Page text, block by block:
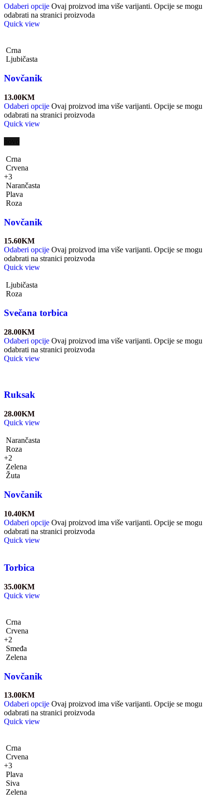
Odaberi opcije Ovaj proizvod ima više varijanti. Opcije se mogu
odabrati na stranici proizvoda
Quick view
Crna
Ljubičasta
Novčanik
13.00KM
Odaberi opcije Ovaj proizvod ima više varijanti. Opcije se mogu
odabrati na stranici proizvoda
Quick view
Crna
Crvena
+3
Narančasta
Plava
Roza
Novčanik
15.60KM
Odaberi opcije Ovaj proizvod ima više varijanti. Opcije se mogu
odabrati na stranici proizvoda
Quick view
Ljubičasta
Roza
Svečana torbica
28.00KM
Odaberi opcije Ovaj proizvod ima više varijanti. Opcije se mogu
odabrati na stranici proizvoda
Quick view
Ruksak
28.00KM
Quick view
Narančasta
Roza
+2
Zelena
Žuta
Novčanik
10.40KM
Odaberi opcije Ovaj proizvod ima više varijanti. Opcije se mogu
odabrati na stranici proizvoda
Quick view
Torbica
35.00KM
Quick view
Crna
Crvena
+2
Smeđa
Zelena
Novčanik
13.00KM
Odaberi opcije Ovaj proizvod ima više varijanti. Opcije se mogu
odabrati na stranici proizvoda
Quick view
Crna
Crvena
+3
Plava
Siva
Zelena